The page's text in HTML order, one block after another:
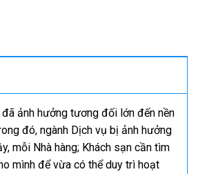
ảnh hưởng tương đối lớn đến nền
đó, ngành Dịch vụ bị ảnh hưởng
mỗi Nhà hàng; Khách sạn cần tìm
mình để vừa có thể duy trì hoạt